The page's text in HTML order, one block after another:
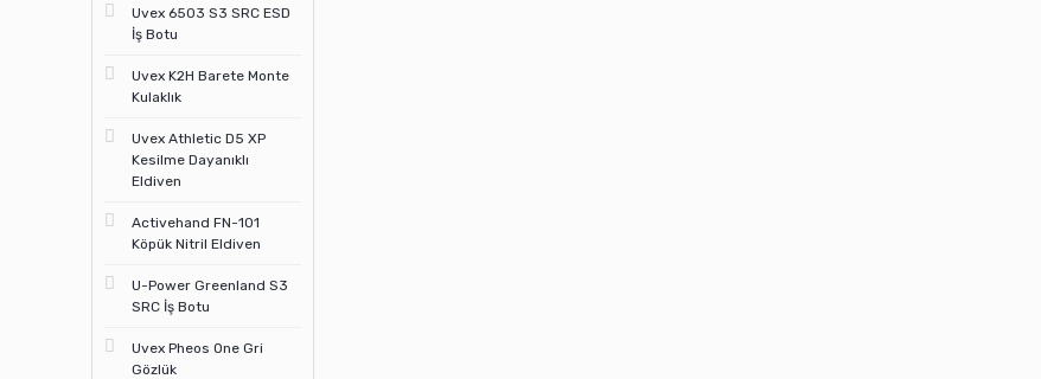
Uvex 6503 S3 SRC ESD
İş Botu
Uvex K2H Barete Monte
Kulaklık
Uvex Athletic D5 XP
Kesilme Dayanıklı
Eldiven
Activehand FN-101
Köpük Nitril Eldiven
U-Power Greenland S3
SRC İş Botu
Uvex Pheos One Gri
Gözlük